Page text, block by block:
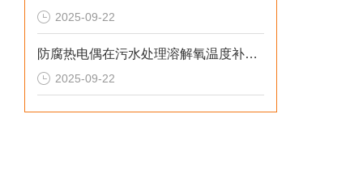
2025-09-22
防腐热电偶在污水处理溶解氧温度补偿中的技术原理与应用解析
2025-09-22